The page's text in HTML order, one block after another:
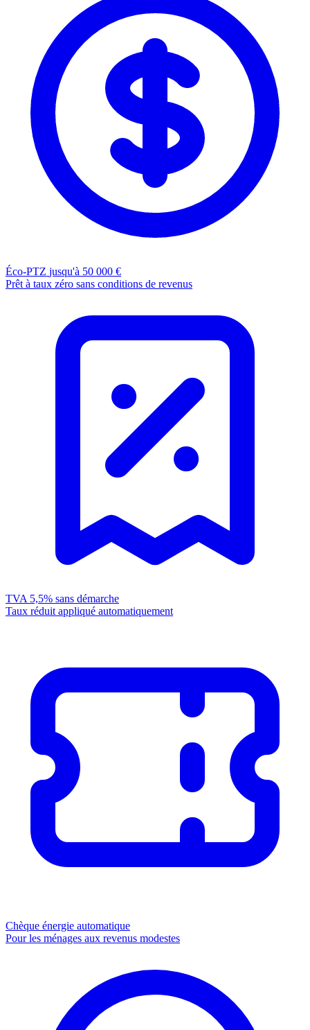
Éco-PTZ jusqu'à 50 000 €
Prêt à taux zéro sans conditions de revenus
TVA 5,5% sans démarche
Taux réduit appliqué automatiquement
Chèque énergie automatique
Pour les ménages aux revenus modestes